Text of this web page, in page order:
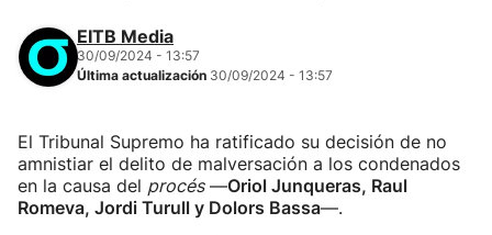
EITB Media
30/09/2024 - 13:57
Última actualización 30/09/2024 - 13:57
El Tribunal Supremo ha ratificado su decisión de no
amnistiar el delito de malversación a los condenados
en la causa del procés—Oriol Junqueras, Raul
Romeva, Jordi Turull y Dolors Bassa—.